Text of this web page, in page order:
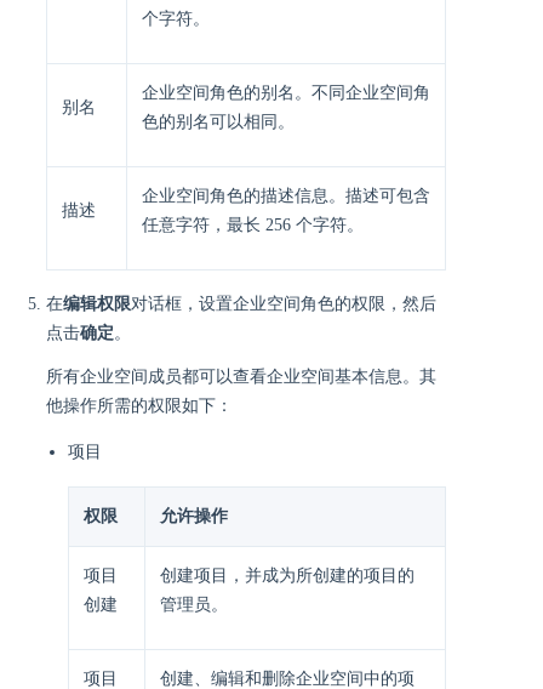
个字符。
别名
企业空间角色的别名。不同企业空间角
色的别名可以相同。
描述
企业空间角色的描述信息。描述可包含
任意字符，最长 256 个字符。
在编辑权限对话框，设置企业空间角色的权限，然后
点击确定。
所有企业空间成员都可以查看企业空间基本信息。其
他操作所需的权限如下：
项目
权限 允许操作
项目
创建
创建项目，并成为所创建的项目的
管理员。
项目
创建、编辑和删除企业空间中的项